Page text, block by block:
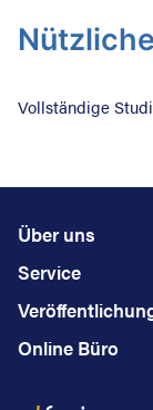
Vollständige
Über uns
Service
Online Büro